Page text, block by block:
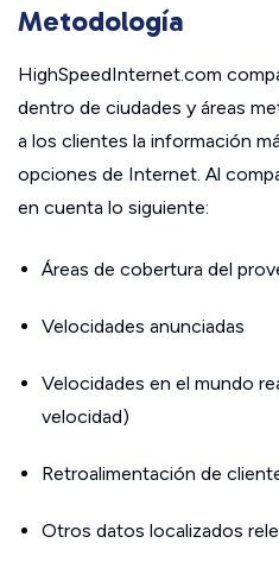
Metodología
HighSpeedInternet.com
dentro de ciudades y áreas
a los clientes la información
opciones de Internet. Al
en cuenta lo siguiente:
Áreas de cobertura del
Velocidades anunciadas
Velocidades en el mundo
velocidad)
Retroalimentación de
Otros datos localizados